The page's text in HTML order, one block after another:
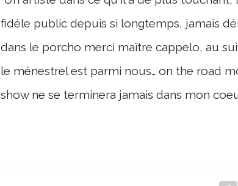
fidéle public depuis si longtemps, jamais
dans le porcho merci maître cappelo, au
le ménestrel est parmi nous… on the road
show ne se terminera jamais dans mon